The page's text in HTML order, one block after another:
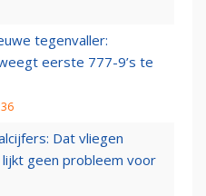
tegenvaller:
eerste 777-9’s te
Dat vliegen
geen probleem voor